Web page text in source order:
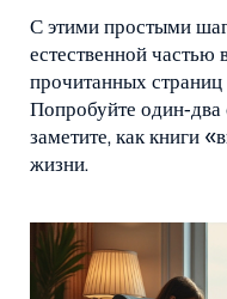
С этими простыми
естественной частью
прочитанных страниц
Попробуйте один‑два
заметите, как книги
жизни.